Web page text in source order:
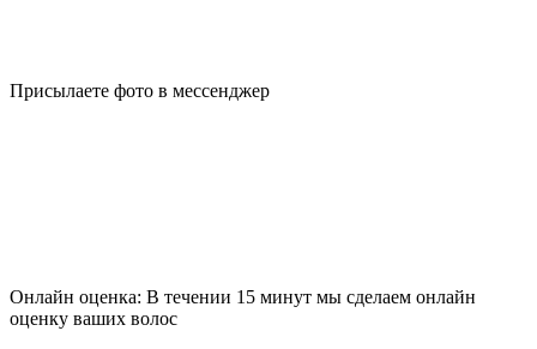
Присылаете фото в мессенджер
Онлайн оценка: В течении 15 минут мы сделаем онлайн
оценку ваших волос